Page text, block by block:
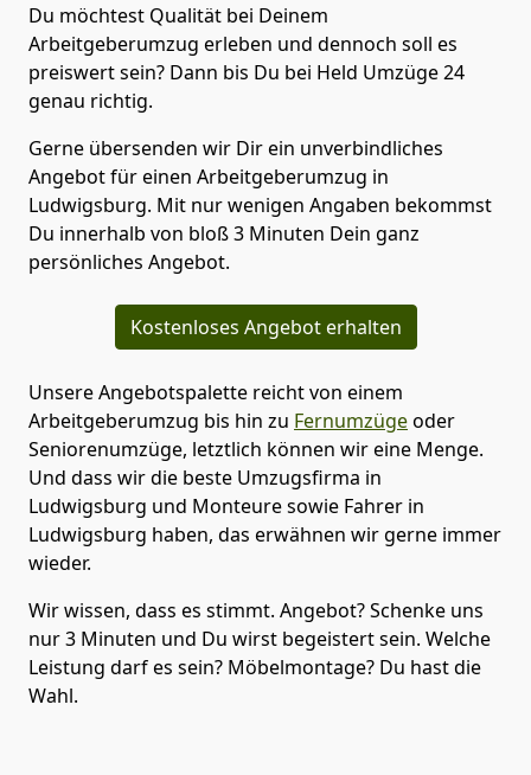
Du möchtest Qualität bei Deinem
Arbeitgeberumzug erleben und dennoch soll es
preiswert sein? Dann bis Du bei Held Umzüge 24
genau richtig.
Gerne übersenden wir Dir ein unverbindliches
Angebot für einen Arbeitgeberumzug in
Ludwigsburg. Mit nur wenigen Angaben bekommst
Du innerhalb von bloß 3 Minuten Dein ganz
persönliches Angebot.
Kostenloses Angebot erhalten
Unsere Angebotspalette reicht von einem
Arbeitgeberumzug bis hin zu Fernumzügeoder
Seniorenumzüge, letztlich können wir eine Menge.
Und dass wir die beste Umzugsfirma in
Ludwigsburg und Monteure sowie Fahrer in
Ludwigsburg haben, das erwähnen wir gerne immer
wieder.
Wir wissen, dass es stimmt. Angebot? Schenke uns
nur 3 Minuten und Du wirst begeistert sein. Welche
Leistung darf es sein? Möbelmontage? Du hast die
Wahl.